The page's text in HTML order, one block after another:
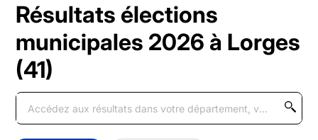
Résultats élections
municipales 2026 à Lorges
(41)